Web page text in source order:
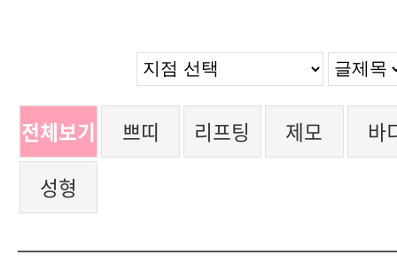
전체보기 쁘띠 리프팅 제모
바
성형